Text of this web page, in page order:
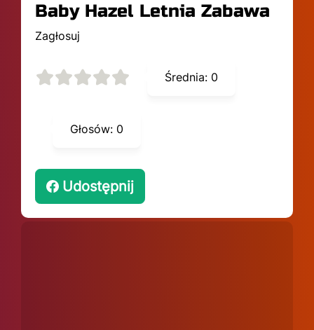
Baby Hazel Letnia Zabawa
Zagłosuj
Średnia: 0
Głosów: 0
Udostępnij